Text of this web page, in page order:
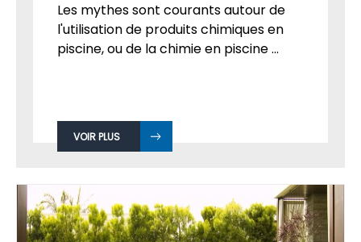
Les mythes sont courants autour de
l'utilisation de produits chimiques en
piscine, ou de la chimie en piscine ...
VOIR PLUS